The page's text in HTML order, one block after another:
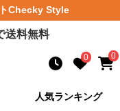
Checky Style
送料無料
0 0
人気ランキング